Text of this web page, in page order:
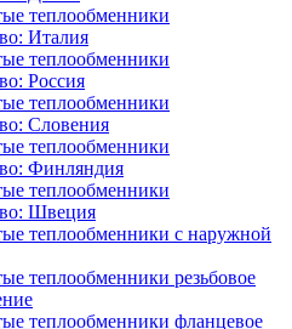
теплообменники
Италия
теплообменники
Россия
теплообменники
Словения
теплообменники
Финляндия
теплообменники
Швеция
теплообменники с наружной
теплообменники резьбовое
теплообменники фланцевое